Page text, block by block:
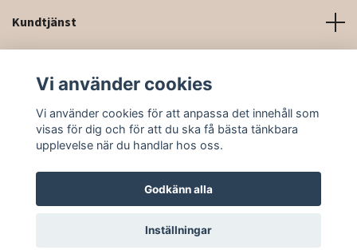
Kundtjänst
Sociala medier
© 2026 Rittforsridsport
Vi använder cookies
Vi använder cookies för att anpassa det innehåll som
visas för dig och för att du ska få bästa tänkbara
upplevelse när du handlar hos oss.
Godkänn alla
Inställningar